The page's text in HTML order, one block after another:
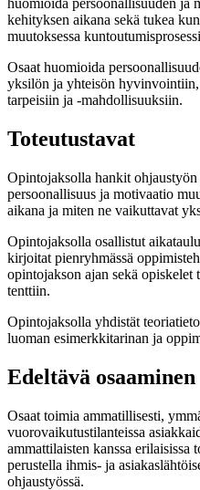
huomioida persoonallisuuden ja
kehityksen aikana sekä tukea
muutoksessa
Osaat huomioida
yksilön ja yhteisön
tarpeisiin ja -mahdollisuuksiin.
Toteutustavat
Opintojaksolla hankit ohjaustyön
persoonallisuus ja motivaatio
aikana ja miten ne vaikuttavat
Opintojaksolla osallistut
kirjoitat pienryhmässä
opintojakson ajan sekä opiskelet
tenttiin.
Opintojaksolla yhdistät
luoman esimerkkitarinan ja
Edeltävä osaaminen
Osaat toimia ammatillisesti,
vuorovaikutustilanteissa
ammattilaisten kanssa erilaisissa
perustella ihmis- ja
ohjaustyössä.